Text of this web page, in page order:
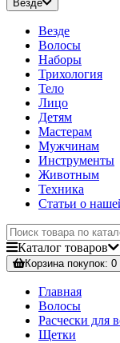
Везде
Везде
Волосы
Наборы
Трихология
Тело
Лицо
Детям
Мастерам
Мужчинам
Инструменты
Животным
Техника
Статьи о
Каталог товаров
Корзинапокупок: 0
Главная
Волосы
Расчески для
Щетки